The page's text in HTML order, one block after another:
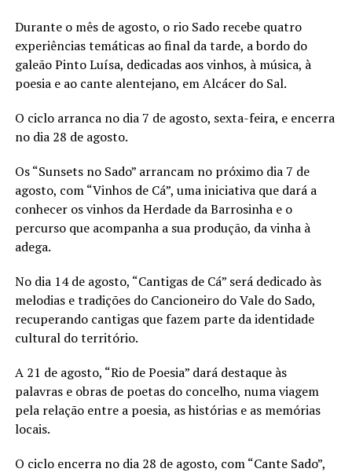
Durante o mês de agosto, o rio Sado recebe quatro
experiências temáticas ao final da tarde, a bordo do
galeão Pinto Luísa, dedicadas aos vinhos, à música, à
poesia e ao cante alentejano, em Alcácer do Sal.
O ciclo arranca no dia 7 de agosto, sexta-feira, e encerra
no dia 28 de agosto.
Os “Sunsets no Sado” arrancam no próximo dia 7 de
agosto, com “Vinhos de Cá”, uma iniciativa que dará a
conhecer os vinhos da Herdade da Barrosinha e o
percurso que acompanha a sua produção, da vinha à
adega.
No dia 14 de agosto, “Cantigas de Cá” será dedicado às
melodias e tradições do Cancioneiro do Vale do Sado,
recuperando cantigas que fazem parte da identidade
cultural do território.
A 21 de agosto, “Rio de Poesia” dará destaque às
palavras e obras de poetas do concelho, numa viagem
pela relação entre a poesia, as histórias e as memórias
locais.
O ciclo encerra no dia 28 de agosto, com “Cante Sado”,